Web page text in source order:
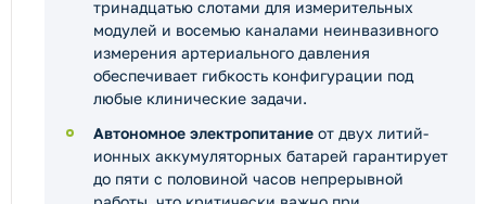
тринадцатью слотами для измерительных
модулей и восемью каналами неинвазивного
измерения артериального давления
обеспечивает гибкость конфигурации под
любые клинические задачи.
Автономное электропитание от двух литий-
ионных аккумуляторных батарей гарантирует
до пяти с половиной часов непрерывной